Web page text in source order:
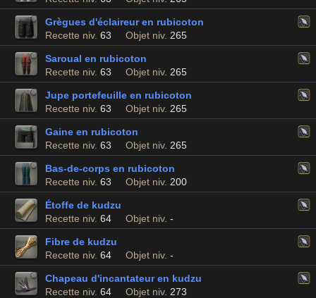
Grègues d'éclaireur en rubicoton
Recette niv. 63 Objet niv. 265
Saroual en rubicoton
Recette niv. 63 Objet niv. 265
Jupe portefeuille en rubicoton
Recette niv. 63 Objet niv. 265
Gaine en rubicoton
Recette niv. 63 Objet niv. 265
Bas-de-corps en rubicoton
Recette niv. 63 Objet niv. 200
Étoffe de kudzu
Recette niv. 64 Objet niv. -
Fibre de kudzu
Recette niv. 64 Objet niv. -
Chapeau d'incantateur en kudzu
Recette niv. 64 Objet niv. 273